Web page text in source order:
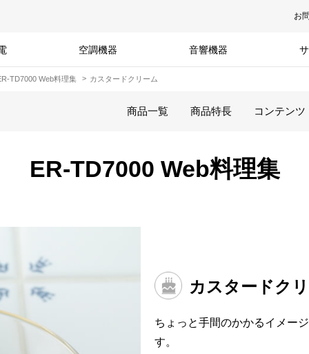
お
空調機器 音響機器
TD7000 Web料理集 カスタードクリーム
商品一覧 商品特長 コンテンツ
ER-TD7000 Web料理集
カスタードク
ちょっと手間のかかるイメー
す。